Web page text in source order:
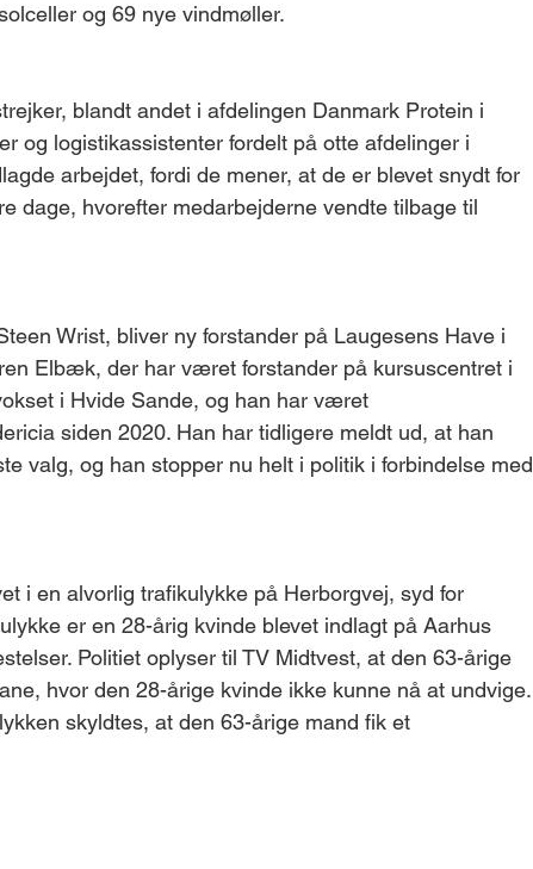
og 69 nye vindmøller.
blandt andet i afdelingen Danmark Protein i
og logistikassistenter fordelt på otte afdelinger i
arbejdet, fordi de mener, at de er blevet snydt for
dage, hvorefter medarbejderne vendte tilbage til
Wrist, bliver ny forstander på Laugesens Have i
Elbæk, der har været forstander på kursuscentret i
i Hvide Sande, og han har været
siden 2020. Han har tidligere meldt ud, at han
valg, og han stopper nu helt i politik i forbindelse med
i en alvorlig trafikulykke på Herborgvej, syd for
er en 28-årig kvinde blevet indlagt på Aarhus
Politiet oplyser til TV Midtvest, at den 63-årige
hvor den 28-årige kvinde ikke kunne nå at undvige.
skyldtes, at den 63-årige mand fik et